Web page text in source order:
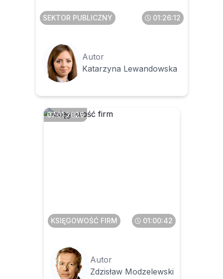
SEKTOR PUBLICZNY 01:26:12
Autor
Katarzyna Lewandowska
07.01.2026
KSIĘGOWOŚĆ FIRM 01:00:42
Autor
Zdzisław Modzelewski